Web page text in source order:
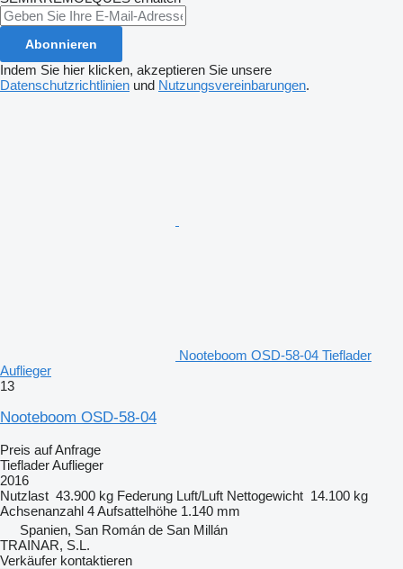
Abonnieren
Indem Sie hier klicken, akzeptieren Sie unsere
Datenschutzrichtlinien und Nutzungsvereinbarungen.
Nooteboom OSD-58-04 Tieflader
Auflieger
13
Nooteboom OSD-58-04
Preis auf Anfrage
Tieflader Auflieger
2016
Nutzlast 43.900 kg Federung Luft/Luft Nettogewicht 14.100 kg
Achsenanzahl 4Aufsattelhöhe 1.140 mm
Spanien, San Román de San Millán
TRAINAR, S.L.
Verkäufer kontaktieren